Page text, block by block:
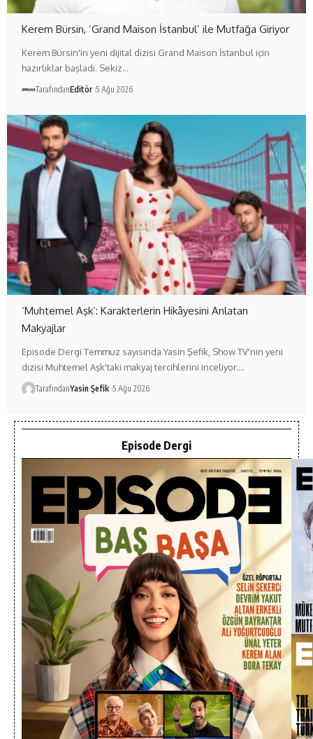
Kerem Bürsin, ‘Grand Maison İstanbul’ ile Mutfağa Giriyor
Kerem Bürsin'in yeni dijital dizisi Grand Maison İstanbul için
hazırlıklar başladı. Sekiz…
TarafındanEditör 5 Ağu 2026
‘Muhtemel Aşk’: Karakterlerin Hikâyesini Anlatan
Makyajlar
Episode Dergi Temmuz sayısında Yasin Şefik, Show TV'nin yeni
dizisi Muhtemel Aşk'taki makyaj tercihlerini inceliyor.…
TarafındanYasin Şefik 5 Ağu 2026
Episode Dergi